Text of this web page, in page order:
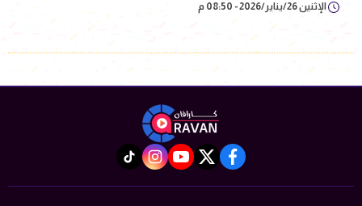
الإثنين 26/يناير/2026 - 08:50 م
facebook
twitter
youtube
instagram
tiktok